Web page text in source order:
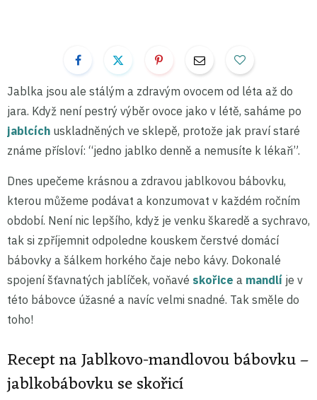
Jablka jsou ale stálým a zdravým ovocem od léta až do
jara. Když není pestrý výběr ovoce jako v létě, saháme po
jablcích uskladněných ve sklepě, protože jak praví staré
známe přísloví: “jedno jablko denně a nemusíte k lékaři”.
Dnes upečeme krásnou a zdravou jablkovou bábovku,
kterou můžeme podávat a konzumovat v každém ročním
období. Není nic lepšího, když je venku škaredě a sychravo,
tak si zpříjemnit odpoledne kouskem čerstvé domácí
bábovky a šálkem horkého čaje nebo kávy. Dokonalé
spojení šťavnatých jablíček, voňavé skořice a mandlí je v
této bábovce úžasné a navíc velmi snadné. Tak směle do
toho!
Recept na Jablkovo-mandlovou bábovku –
jablkobábovku se skořicí